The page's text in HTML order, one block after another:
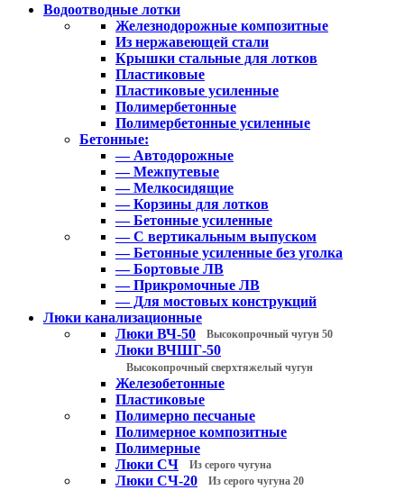
Водоотводные лотки
Железнодорожные композитные
Из нержавеющей стали
Крышки стальные для лотков
Пластиковые
Пластиковые усиленные
Полимербетонные
Полимербетонные усиленные
Бетонные:
— Автодорожные
— Межпутевые
— Мелкосидящие
— Корзины для лотков
— Бетонные усиленные
— С вертикальным выпуском
— Бетонные усиленные без уголка
— Бортовые ЛВ
— Прикромочные ЛВ
— Для мостовых конструкций
Люки канализационные
Люки ВЧ-50
Высокопрочный чугун 50
Люки ВЧШГ-50
Высокопрочный сверхтяжелый чугун
Железобетонные
Пластиковые
Полимерно песчаные
Полимерное композитные
Полимерные
Люки СЧ
Из серого чугуна
Люки СЧ-20 Из серого чугуна 20